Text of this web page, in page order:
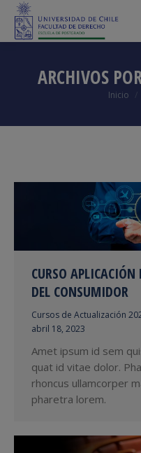
ARCHIVOS
Estás
Inicio
CURSO APLICACIÓN
DEL CONSUMIDOR
Cursos de Actualización
abril 18, 2023
Amet ipsum id sem
quat id vitae dolor.
rhoncus ullamcorper
pharetra lorem.